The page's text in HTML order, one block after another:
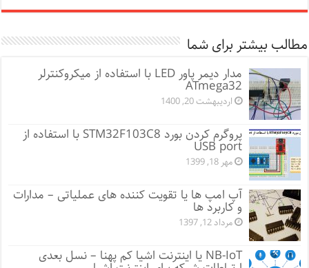
مطالب بیشتر برای شما
مدار دیمر پاور LED با استفاده از میکروکنترلر
ATmega32
اردیبهشت 20, 1400
پروگرم کردن بورد STM32F103C8 با استفاده از
USB port
مهر 18, 1399
آپ امپ ها یا تقویت کننده های عملیاتی – مدارات
و کاربرد ها
مرداد 12, 1397
NB-IoT یا اینترنت اشیا کم پهنا – نسل بعدی